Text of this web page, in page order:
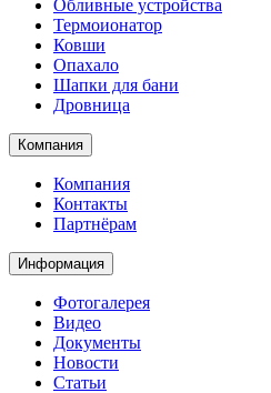
Обливные устройства
Термоионатор
Ковши
Опахало
Шапки для бани
Дровница
Компания
Компания
Контакты
Партнёрам
Информация
Фотогалерея
Видео
Документы
Новости
Статьи